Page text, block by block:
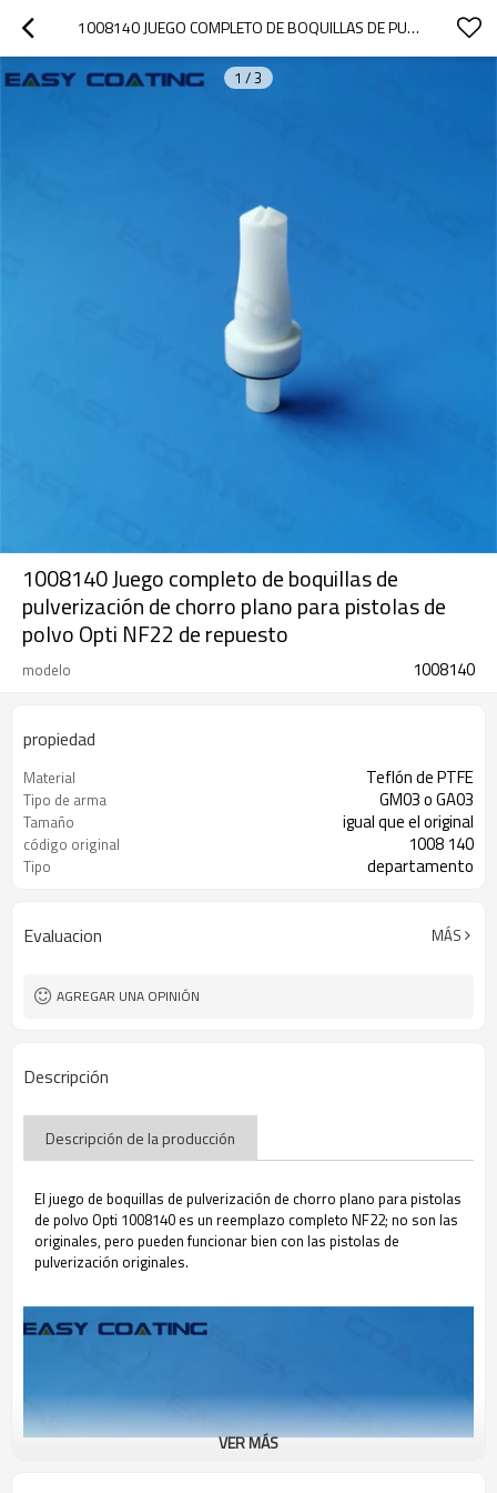
1008140 JUEGO COMPLETO DE BOQUILLAS DE PULVERIZACIÓN DE CHORRO PLANO PARA PISTOLAS DE POLVO OPTI NF22 DE REPUESTO
1 /3
1008140 Juego completo de boquillas de
pulverización de chorro plano para pistolas de
polvo Opti NF22 de repuesto
modelo 1008140
propiedad
Material Teflón de PTFE
Tipo de arma GM03 o GA03
Tamaño igual que el original
código original 1008 140
Tipo departamento
Evaluacion MÁS
AGREGAR UNA OPINIÓN
Descripción
Descripción de la producción
El juego de boquillas de pulverización de chorro plano para pistolas
de polvo Opti 1008140 es un reemplazo completo NF22; no son las
originales, pero pueden funcionar bien con las pistolas de
pulverización originales.
VER MÁS